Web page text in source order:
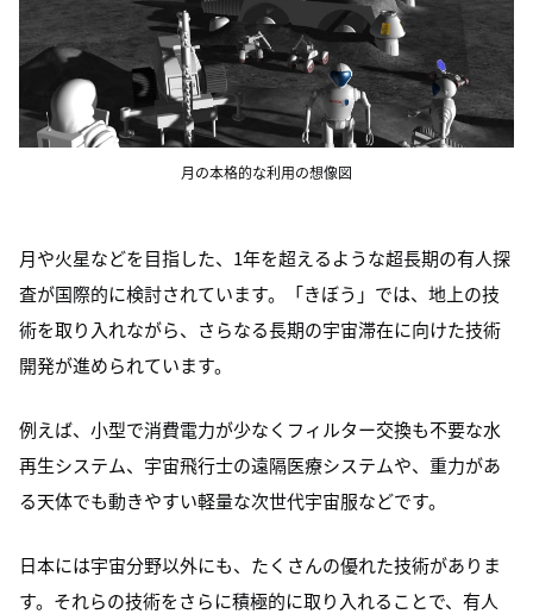
月の本格的な利用の想像図
月や火星などを目指した、1年を超えるような超長期の有人探
査が国際的に検討されています。「きぼう」では、地上の技
術を取り入れながら、さらなる長期の宇宙滞在に向けた技術
開発が進められています。
例えば、小型で消費電力が少なくフィルター交換も不要な水
再生システム、宇宙飛行士の遠隔医療システムや、重力があ
る天体でも動きやすい軽量な次世代宇宙服などです。
日本には宇宙分野以外にも、たくさんの優れた技術がありま
す。それらの技術をさらに積極的に取り入れることで、有人